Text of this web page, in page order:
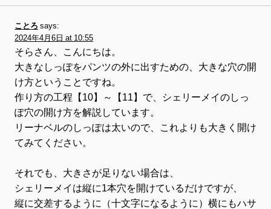
ことろ says:
2024年4月6日 at 10:55
そらさん、こんにちは。
大きなしっぽをパンツの外に出すための、大きな穴の開
け方ということですね。
作り方の工程【10】～【11】で、シェリーメイのしっ
ぽ穴の開け方を解説しています。
リーナベルのしっぽは太いので、これよりも大きく開け
てみてください。
それでも、大きさが足りない場合は、
シェリーメイは縦に1本穴を開けているだけですが、
縦に交差するように（十文字になるように）横にもハサ